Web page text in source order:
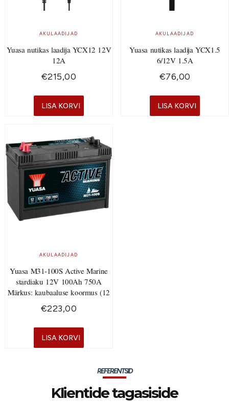
AKULAADIJAD
Yuasa nutikas laadija YCX12 12V
12A
€215,00
LISA KORVI
AKULAADIJAD
Yuasa nutikas laadija YCX1.5
6/12V 1.5A
€76,00
LISA KORVI
AKULAADIJAD
Yuasa M31-100S Active Marine
stardiaku 12V 100Ah 750A
Märkus: kaubaaluse koormus (12
€223,00
LISA KORVI
REFERENTSID
Klientide tagasiside